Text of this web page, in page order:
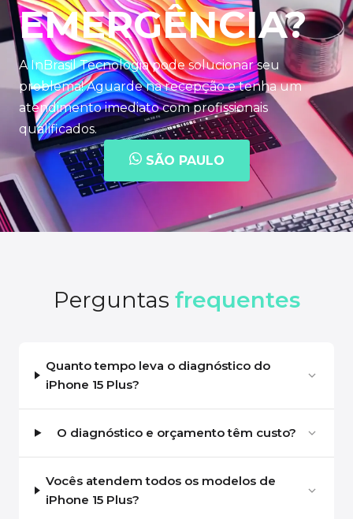
EMERGÊNCIA?
A InBrasil Tecnologia pode solucionar seu
problema! Aguarde na recepção e tenha um
atendimento imediato com profissionais
qualificados.
SÃO PAULO
Perguntas frequentes
Quanto tempo leva o diagnóstico do
iPhone 15 Plus?
O diagnóstico e orçamento têm custo?
Vocês atendem todos os modelos de
iPhone 15 Plus?